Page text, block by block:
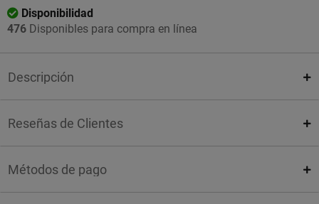
Disponibilidad
476 Disponibles para compra en línea
Descripción
Reseñas de Clientes
Métodos de pago